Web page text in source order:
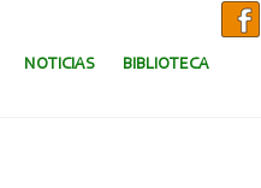
NOTICIAS BIBLIOTECA